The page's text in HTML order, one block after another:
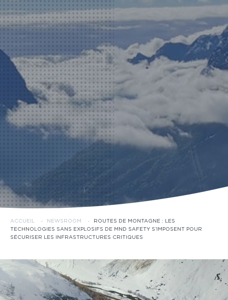
ACCUEIL · NEWSROOM ·
ROUTES DE MONTAGNE : LES
TECHNOLOGIES SANS EXPLOSIFS DE MND SAFETY S’IMPOSENT POUR
SÉCURISER LES INFRASTRUCTURES CRITIQUES